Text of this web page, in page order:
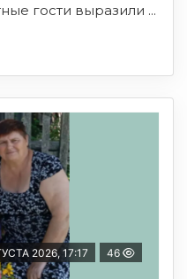
гости выразили ...
2026, 17:17 46